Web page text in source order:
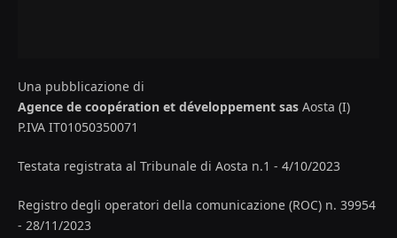
Una pubblicazione di
Agence de coopération et développement sas Aosta (I)
P.IVA IT01050350071
Testata registrata al Tribunale di Aosta n.1 - 4/10/2023
Registro degli operatori della comunicazione (ROC) n. 39954
- 28/11/2023